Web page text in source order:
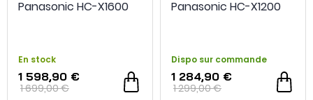
- 200 €
Panasonic HC-X1600
En stock
1 598,90 €
1 699,00 €
Panasonic HC-X1200
Dispo sur commande
1 284,90 €
1 299,00 €